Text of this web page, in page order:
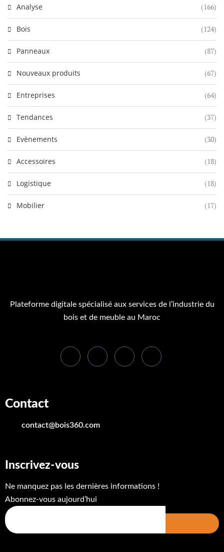
Analyse (166)
Bois (124)
Panneaux (87)
Nouveaux produits (67)
Entreprises (64)
Tendances (37)
Evènements (30)
Accessoires (18)
Logistique (18)
Mobilier (17)
Plateforme digitale spécialisé aux services de l’industrie du
bois et de meuble au Maroc
Contact
contact@bois360.com
Inscrivez-vous
Ne manquez pas les dernières informations !
Abonnez-vous aujourd’hui